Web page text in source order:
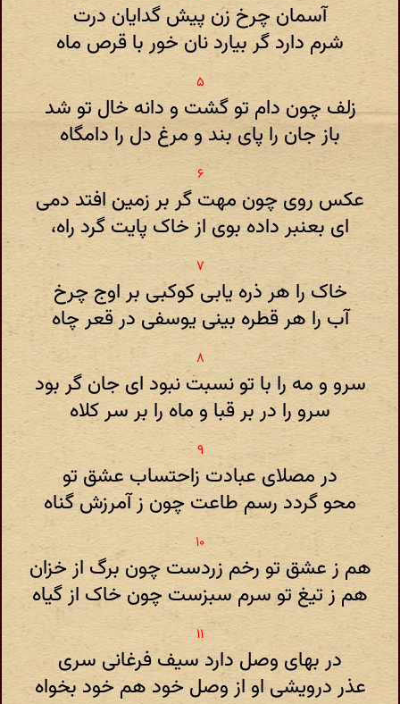
آسمان چرخ زن پیش گدایان درت
شرم دارد گر بیارد نان خور با قرص ماه
زلف چون دام تو گشت و دانه خال تو شد
باز جان را پای بند و مرغ دل را دامگاه
عکس روی چون مهت گر بر زمین افتد دمی
ای بعنبر داده بوی از خاک پایت گرد راه،
خاک را هر ذره یابی کوکبی بر اوج چرخ
آب را هر قطره بینی یوسفی در قعر چاه
سرو و مه را با تو نسبت نبود ای جان گر بود
سرو را در بر قبا و ماه را بر سر کلاه
در مصلای عبادت زاحتساب عشق تو
محو گردد رسم طاعت چون ز آمرزش گناه
هم ز عشق تو رخم زردست چون برگ از خزان
هم ز تیغ تو سرم سبزست چون خاک از گیاه
در بهای وصل دارد سیف فرغانی سری
عذر درویشی او از وصل خود هم خود بخواه